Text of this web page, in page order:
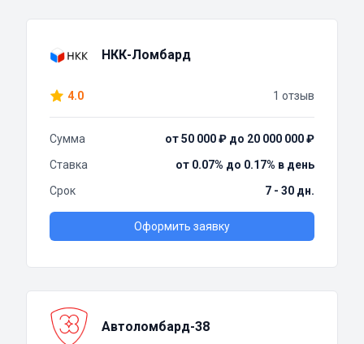
НКК-Ломбард
4.0 1 отзыв
Сумма
от 50 000 ₽ до 20 000 000 ₽
Ставка
от 0.07% до 0.17% в день
Срок
7 - 30 дн.
Оформить заявку
Автоломбард-38